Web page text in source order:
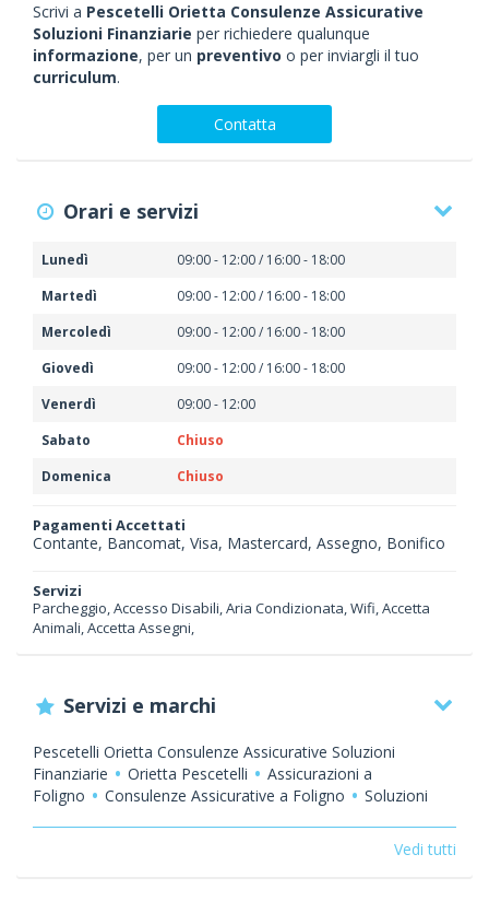
Scrivi a Pescetelli Orietta Consulenze Assicurative
Soluzioni Finanziarie per richiedere qualunque
informazione, per un preventivo o per inviargli il tuo
curriculum.
Contatta
Orari e servizi
Lunedì
09:00 - 12:00 / 16:00 - 18:00
Martedì
09:00 - 12:00 / 16:00 - 18:00
Mercoledì
09:00 - 12:00 / 16:00 - 18:00
Giovedì
09:00 - 12:00 / 16:00 - 18:00
Venerdì
09:00 - 12:00
Sabato
Chiuso
Domenica
Chiuso
Pagamenti Accettati
Contante, Bancomat, Visa, Mastercard, Assegno, Bonifico
Servizi
Parcheggio, Accesso Disabili, Aria Condizionata, Wifi, Accetta
Animali, Accetta Assegni,
Servizi e marchi
Pescetelli Orietta Consulenze Assicurative Soluzioni
Finanziarie
Orietta Pescetelli
Assicurazioni a
Foligno
Consulenze Assicurative a Foligno
Soluzioni
Promotore Finanziario a
Vedi tutti